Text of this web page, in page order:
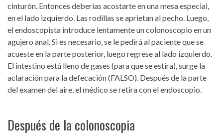
cinturón. Entonces deberías acostarte en una mesa especial,
en el lado izquierdo. Las rodillas se aprietan al pecho. Luego,
el endoscopista introduce lentamente un colonoscopio en un
agujero anal. Si es necesario, se le pedirá al paciente que se
acueste en la parte posterior, luego regrese al lado izquierdo.
El intestino está lleno de gases (para que se estira), surge la
aclaración para la defecación (FALSO). Después de la parte
del examen del aire, el médico se retira con el endoscopio.
Después de la colonoscopia